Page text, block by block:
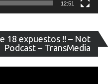
12:51
18 expuestos !! – Not
Podcast – TransMedia
de